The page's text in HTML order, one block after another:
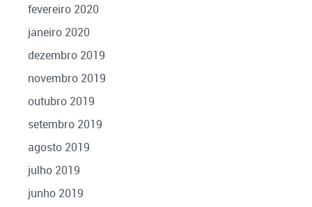
fevereiro 2020
janeiro 2020
dezembro 2019
novembro 2019
outubro 2019
setembro 2019
agosto 2019
julho 2019
junho 2019